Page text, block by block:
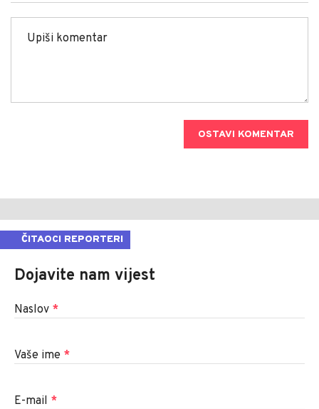
OSTAVI KOMENTAR
ČITAOCI REPORTERI
Dojavite nam vijest
Naslov *
Vaše ime *
E-mail *